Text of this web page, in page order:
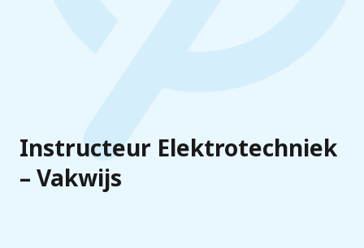
Instructeur Elektrotechniek
– Vakwijs